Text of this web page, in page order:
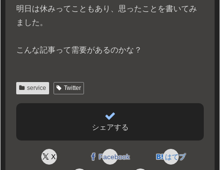
明日は休みってこともあり、思ったことを書いてみ
ました。
こんな記事って需要があるのかな？
service Twitter
シェアする
X Facebook はてブ